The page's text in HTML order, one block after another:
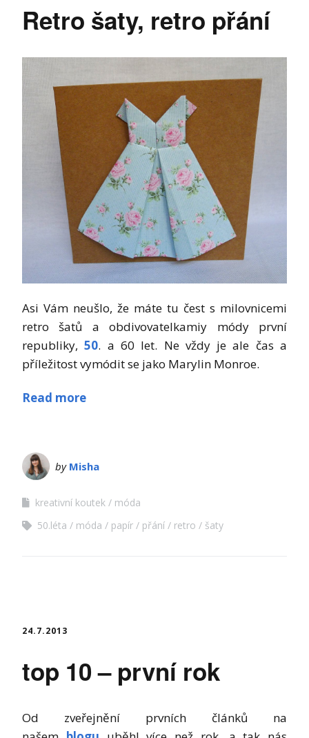
Retro šaty, retro přání
Asi Vám neušlo, že máte tu čest s milovnicemi
retro šatů a obdivovatelkamiy módy první
republiky,50. a 60 let. Ne vždy je ale čas a
příležitost vymódit se jako Marylin Monroe.
Read more
by Misha
kreativní koutek
móda
50.léta
móda papír přání retro šaty
24.7.2013
top 10 – první rok
Od zveřejnění prvních článků na